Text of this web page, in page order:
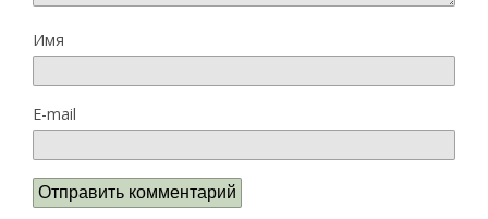
Имя
E-mail